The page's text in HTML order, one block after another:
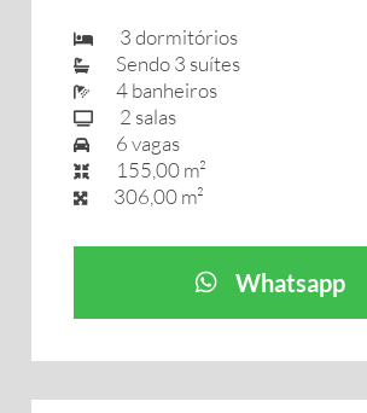
3 dormitórios
Sendo 3 suítes
4 banheiros
2 salas
6 vagas
155,00 m²
306,00 m²
Whatsapp